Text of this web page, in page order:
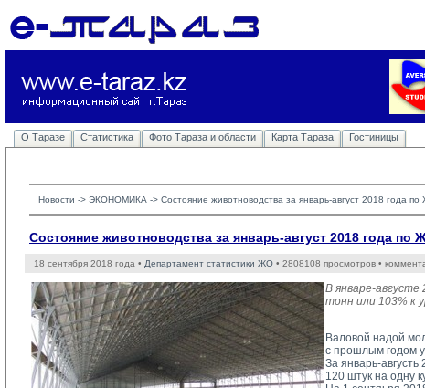
О Таразе Статистика Фото Тараза и области Карта Тараза Гостиницы
Новости -> ЭКОНОМИКА -> Состояние животноводства за январь-август 2018 года
Состояние животноводства за январь-август 2018 года по
18 сентября 2018 года • Департамент статистики ЖО • 2808108 просмотров •
В январе-августе
тонн или 103% к
Валовой надой
с прошлым годом
За январь-
120 штук на одну